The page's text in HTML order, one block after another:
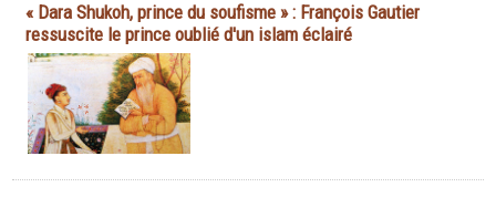
« Dara Shukoh, prince du soufisme » : François Gautier
ressuscite le prince oublié d'un islam éclairé